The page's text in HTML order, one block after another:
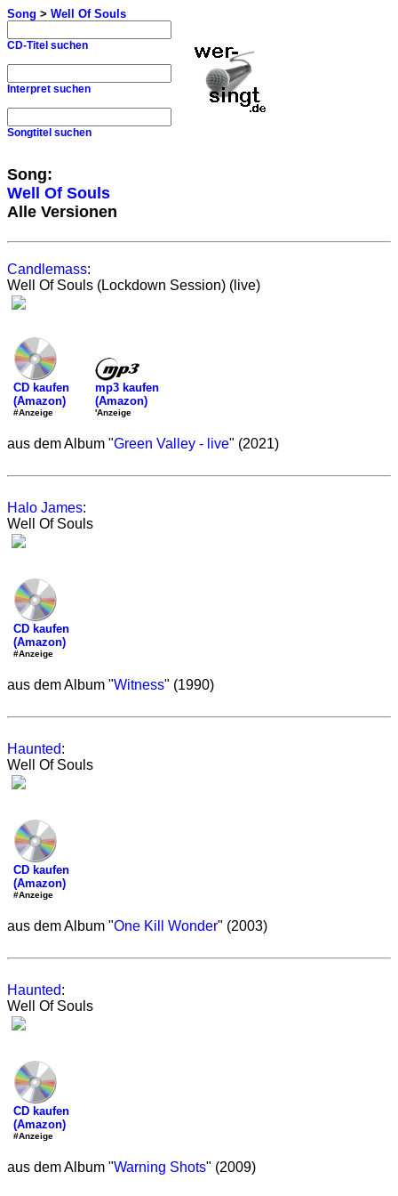
Song > Well Of Souls
CD-Titel suchen
Interpret suchen
Songtitel suchen
Song:
Well Of Souls
Alle Versionen
Candlemass:
Well Of Souls (Lockdown Session) (live)
CD kaufen
(Amazon)
#Anzeige
mp3 kaufen
(Amazon)
'Anzeige
aus dem Album "Green Valley - live" (2021)
Halo James:
Well Of Souls
CD kaufen
(Amazon)
#Anzeige
aus dem Album "Witness" (1990)
Haunted:
Well Of Souls
CD kaufen
(Amazon)
#Anzeige
aus dem Album "One Kill Wonder" (2003)
Haunted:
Well Of Souls
CD kaufen
(Amazon)
#Anzeige
aus dem Album "Warning Shots" (2009)